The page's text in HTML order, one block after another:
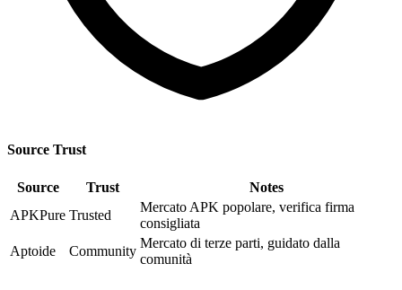
Source Trust
Source Trust
Notes
APKPure Trusted
Mercato APK popolare, verifica firma
consigliata
Aptoide
Community
Mercato di terze parti, guidato dalla
comunità